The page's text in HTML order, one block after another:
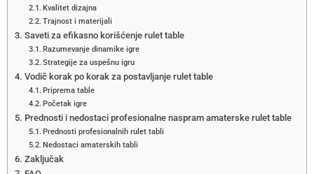
Kvalitet dizajna
Trajnost i materijali
Saveti za efikasno korišćenje rulet table
Razumevanje dinamike igre
Strategije za uspešnu igru
Vodič korak po korak za postavljanje rulet table
Priprema table
Početak igre
Prednosti i nedostaci profesionalne naspram amaterske rulet table
Prednosti profesionalnih rulet tabli
Nedostaci amaterskih tabli
Zaključak